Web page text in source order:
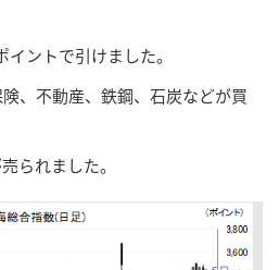
ントで引けました。
、不動産、鉄鋼、石炭などが買
られました。